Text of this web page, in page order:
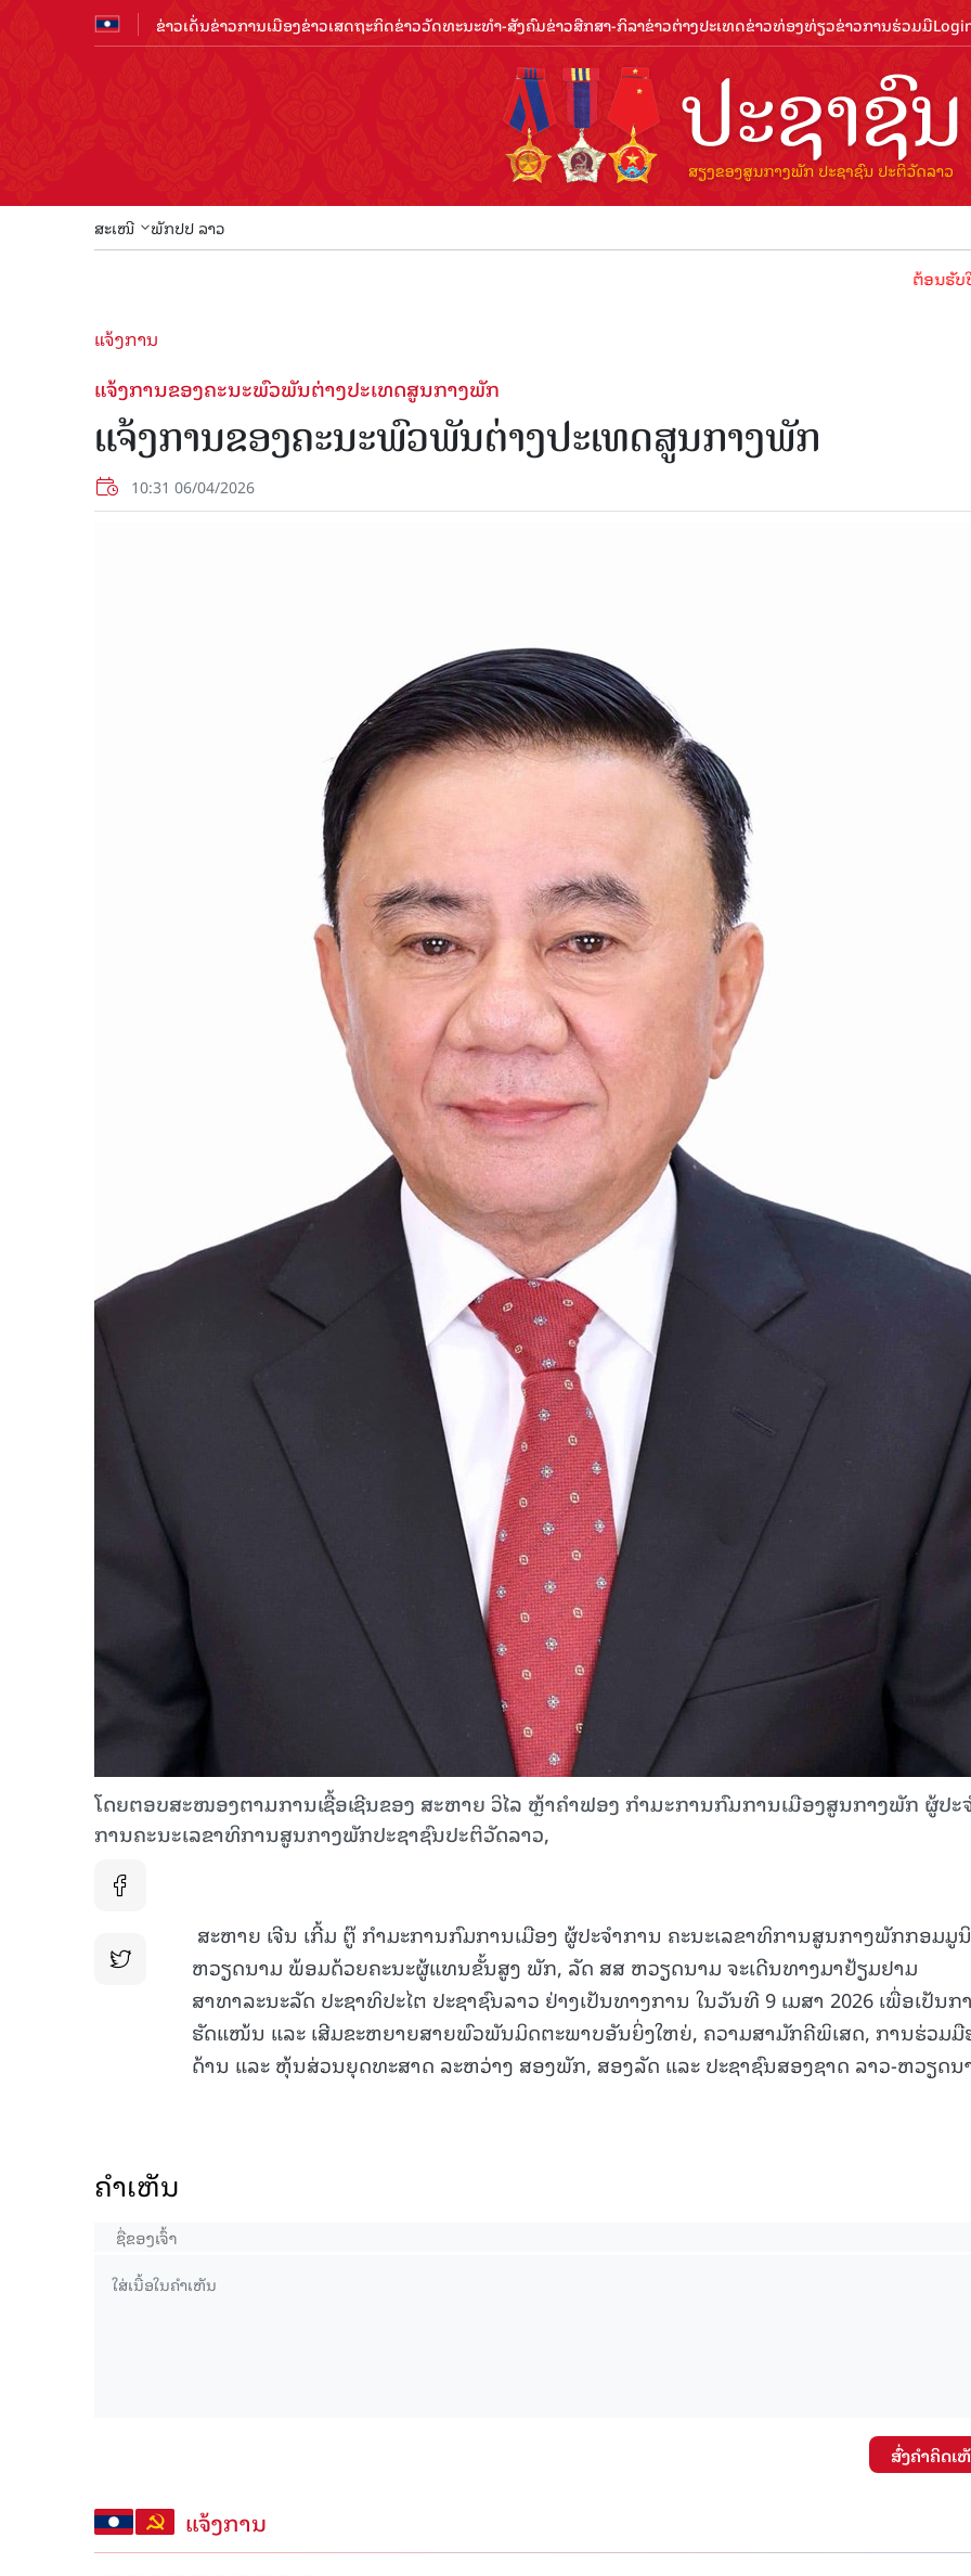
ຂ່າວເດັ່ນຂ່າວການເມືອງຂ່າວເສດຖະກິດຂ່າວວັດທະນະທຳ-ສັງຄົມຂ່າວສືກສາ-ກິລາຂ່າວຕ່າງປະເທດຂ່າວທ່ອງທ່ຽວຂ່າວການຮ່ວມມື
ສະເໜີ ພັກປປ ລາວ
ຕ້ອນຮັບປີທ່ອງທ່
ແຈ້ງການ
ແຈ້ງການຂອງ​ຄະ​ນະ​ພົວ​ພັນ​ຕ່າງ​ປະ​ເທດ​ສູນ​ກາງ​ພັກ
ແຈ້ງການຂອງ​ຄະ​ນະ​ພົວ​ພັນ​ຕ່າງ​ປະ​ເທດ​ສູນ​ກາງ​ພັກ
10:31 06/04/2026
ໂດຍຕອບສະໜອງຕາມການເຊື້ອເຊີນຂອງ ສະຫາຍ ວິໄລ ຫຼ້າຄໍາຟອງ ກໍາມະການກົມການເມືອງສູນກາງພັກ ຜູ້ປະ
ການຄະນະເລຂາທິການສູນກາງພັກປະຊາຊົນປະຕິວັດລາວ,
ສະຫາຍ ເຈີນ ເກີ້ມ ຕູ໊ ກໍາມະການກົມການເມືອງ ຜູ້ປະຈໍາການ ຄະນະເລຂາທິການສູນກາງພັກກອມມູ
ຫວຽດນາມ ພ້ອມດ້ວຍຄະນະຜູ້ແທນຂັ້ນສູງ ພັກ, ລັດ ສສ ຫວຽດນາມ ຈະເດີນທາງມາຢ້ຽມຢາມ
ສາທາລະນະລັດ ປະຊາທິປະໄຕ ປະຊາຊົນລາວ ຢ່າງເປັນທາງການ ໃນວັນທີ 9 ເມສາ 2026 ເພື່ອເປັນກ
ຮັດແໜ້ນ ແລະ ເສີມຂະຫຍາຍສາຍພົວພັນມິດຕະພາບອັນຍິ່ງໃຫຍ່, ຄວາມສາມັກຄີພິເສດ, ການຮ່ວມມື
ດ້ານ ແລະ ຫຸ້ນສ່ວນຍຸດທະສາດ ລະຫວ່າງ ສອງພັກ, ສອງລັດ ແລະ ປະຊາຊົນສອງຊາດ ລາວ-ຫວຽດນ
ຄໍາເຫັນ
ສົ່ງຄໍາຄິດເ
ແຈ້ງການ
15.040(07-08-